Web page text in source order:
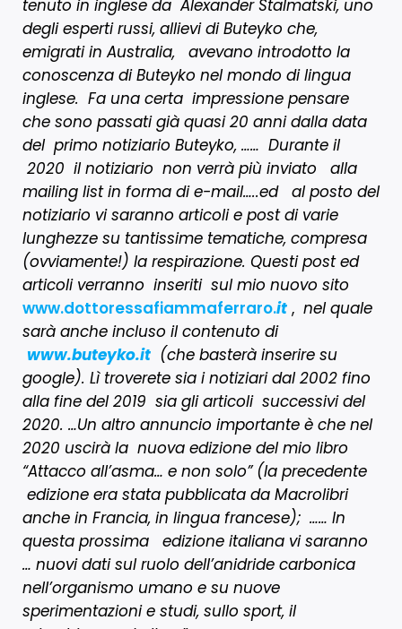
tenuto in inglese da Alexander Stalmatski, uno
degli esperti russi, allievi di Buteyko che,
emigrati in Australia, avevano introdotto la
conoscenza di Buteyko nel mondo di lingua
inglese. Fa una certa impressione pensare
che sono passati già quasi 20 anni dalla data
del primo notiziario Buteyko, …… Durante il
2020 il notiziario non verrà più inviato alla
mailing list in forma di e-mail…..ed al posto del
notiziario vi saranno articoli e post di varie
lunghezze su tantissime tematiche, compresa
(ovviamente!) la respirazione. Questi post ed
articoli verranno inseriti sul mio nuovo sito
www.dottoressafiammaferraro.it , nel quale
sarà anche incluso il contenuto di
www.buteyko.it (che basterà inserire su
google). Lì troverete sia i notiziari dal 2002 fino
alla fine del 2019 sia gli articoli successivi del
2020. …Un altro annuncio importante è che nel
2020 uscirà la nuova edizione del mio libro
“Attacco all’asma… e non solo” (la precedente
edizione era stata pubblicata da Macrolibri
anche in Francia, in lingua francese); …… In
questa prossima edizione italiana vi saranno
… nuovi dati sul ruolo dell’anidride carbonica
nell’organismo umano e su nuove
sperimentazioni e studi, sullo sport, il